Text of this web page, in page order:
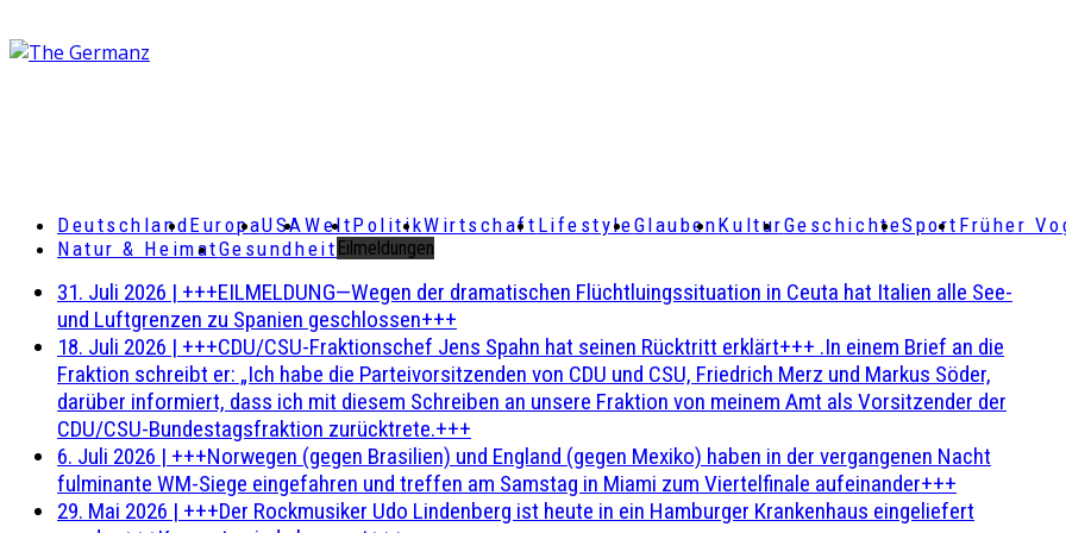
DeutschlandEuropaUSAWeltPolitikWirtschaft LifestyleGlaubenKulturGeschichteSport Früher
Natur & HeimatGesundheit Eilmeldungen
31. Juli 2026 | +++EILMELDUNG—Wegen der dramatischen Flüchtluingssituation in Ceuta hat Italien alle See-
und Luftgrenzen zu Spanien geschlossen+++
18. Juli 2026 | +++CDU/CSU-Fraktionschef Jens Spahn hat seinen Rücktritt erklärt+++ .In einem Brief an die
Fraktion schreibt er: „Ich habe die Parteivorsitzenden von CDU und CSU, Friedrich Merz und Markus Söder,
darüber informiert, dass ich mit diesem Schreiben an unsere Fraktion von meinem Amt als Vorsitzender der
CDU/CSU-Bundestagsfraktion zurücktrete.+++
6. Juli 2026 | +++Norwegen (gegen Brasilien) und England (gegen Mexiko) haben in der vergangenen Nacht
fulminante WM-Siege eingefahren und treffen am Samstag in Miami zum Viertelfinale aufeinander+++
29. Mai 2026 | +++Der Rockmusiker Udo Lindenberg ist heute in ein Hamburger Krankenhaus eingeliefert